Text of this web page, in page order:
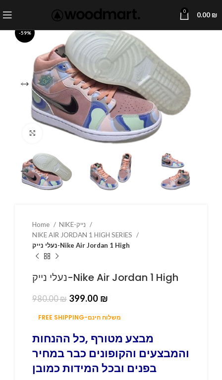
0 0.00 ₪
-59%
Click to enlarge
Home
NIKE AIR JORDAN 1 HIGH SERIES
נעלי נייק-Nike Air Jordan 1 High
נעלי נייק-Nike Air Jordan 1 High
980.00₪ 399.00 ₪
FREE SHIPPING-משלוח חינם
מבצע מטורף ,כל ההנחות
והמבצעים והקופונים כבר במחיר
בפנים ובכל המידות כמובן